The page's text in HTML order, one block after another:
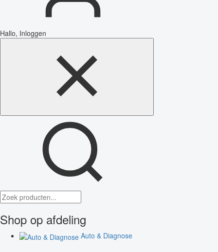
Hallo, Inloggen
Shop op afdeling
Auto & Diagnose